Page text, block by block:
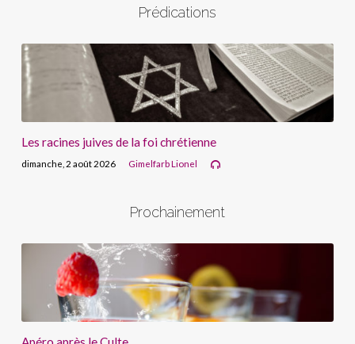
Prédications
Les racines juives de la foi chrétienne
dimanche, 2 août 2026 Gimelfarb Lionel
Prochainement